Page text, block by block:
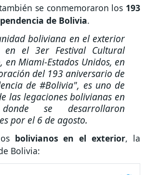
se conmemoraron los 193
de Bolivia.
boliviana en el exterior
en el 3er Festival Cultural
en Miami-Estados Unidos, en
del 193 aniversario de
de #Bolivia", es uno de
las legaciones bolivianas en
se desarrollaron
por el 6 de agosto.
bolivianos en el exterior, la
Bolivia: